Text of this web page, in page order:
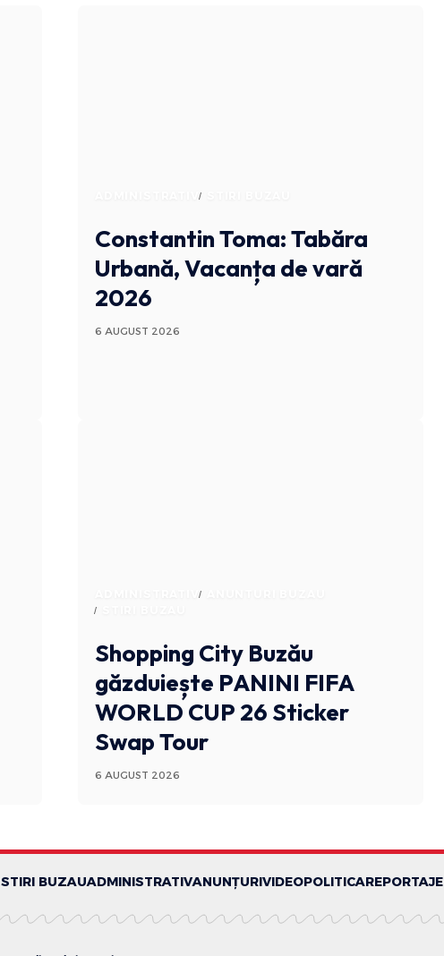
ADMINISTRATIV
Constantin Toma: Tabăra
Urbană, Vacanța de vară
2026
6 AUGUST 2026
ADMINISTRATIV
Shopping City Buzău
găzduiește PANINI FIFA
WORLD CUP 26 Sticker
Swap Tour
6 AUGUST 2026
STIRI BUZAUADMINISTRATIVANUNȚURIVIDEOPOLITICAREPORTAJE